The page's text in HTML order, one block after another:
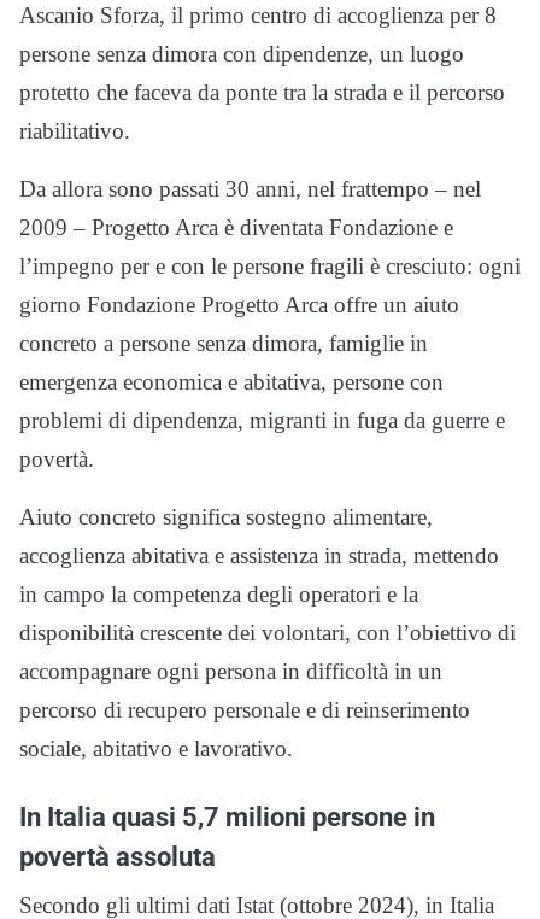
Ascanio Sforza, il primo centro di accoglienza per 8
persone senza dimora con dipendenze, un luogo
protetto che faceva da ponte tra la strada e il percorso
riabilitativo.
Da allora sono passati 30 anni, nel frattempo – nel
2009 – Progetto Arca è diventata Fondazione e
l’impegno per e con le persone fragili è cresciuto: ogni
giorno Fondazione Progetto Arca offre un aiuto
concreto a persone senza dimora, famiglie in
emergenza economica e abitativa, persone con
problemi di dipendenza, migranti in fuga da guerre e
povertà.
Aiuto concreto significa sostegno alimentare,
accoglienza abitativa e assistenza in strada, mettendo
in campo la competenza degli operatori e la
disponibilità crescente dei volontari, con l’obiettivo di
accompagnare ogni persona in difficoltà in un
percorso di recupero personale e di reinserimento
sociale, abitativo e lavorativo.
In Italia quasi 5,7 milioni persone in
povertà assoluta
Secondo gli ultimi dati Istat (ottobre 2024), in Italia